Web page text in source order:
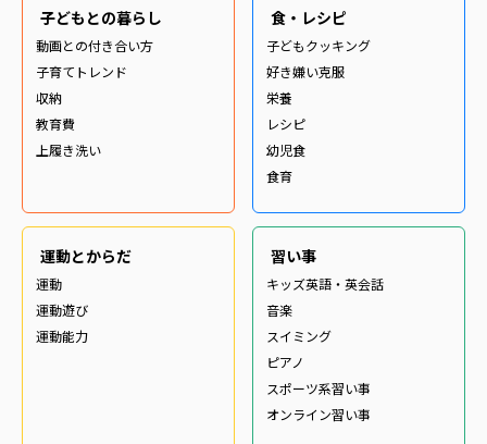
子どもとの暮らし
動画との付き合い方
子育てトレンド
収納
教育費
上履き洗い
食・レシピ
子どもクッキング
好き嫌い克服
栄養
レシピ
幼児食
食育
運動とからだ
運動
運動遊び
運動能力
習い事
キッズ英語・英会話
音楽
スイミング
ピアノ
スポーツ系習い事
オンライン習い事